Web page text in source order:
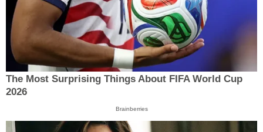
The Most Surprising Things About FIFA World Cup
2026
Brainberries